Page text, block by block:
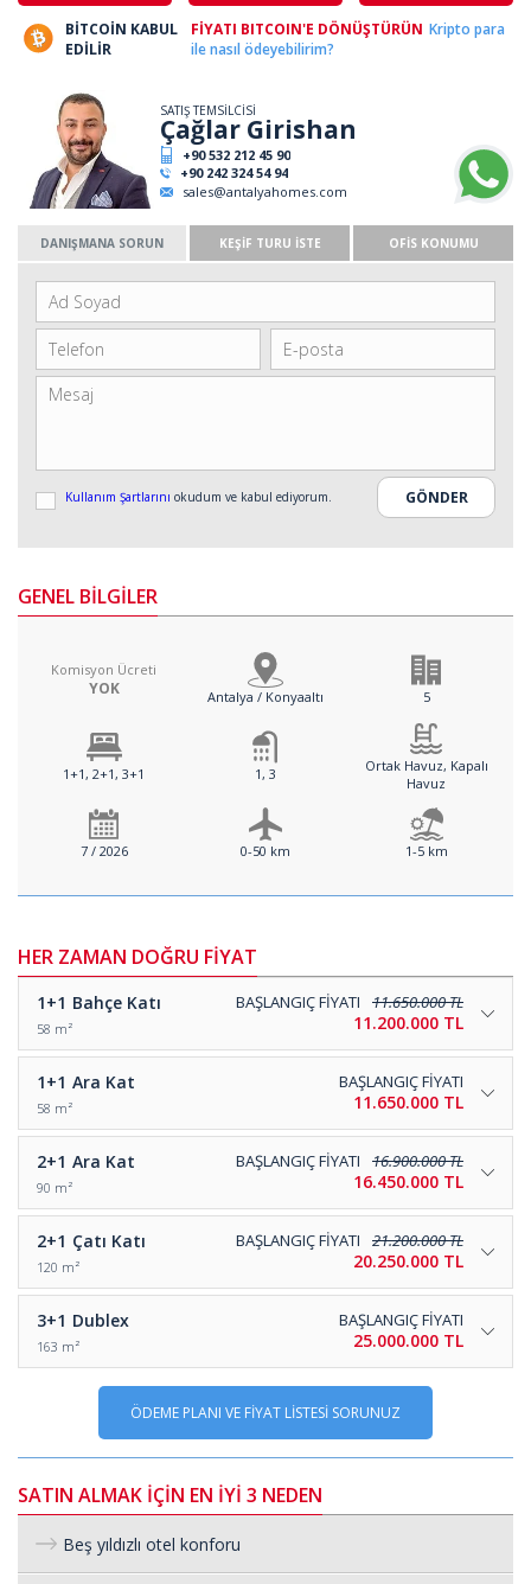
BİTCOİN KABUL
EDİLİR
FİYATI BITCOIN'E DÖNÜŞTÜRÜN Kripto para
ile nasıl ödeyebilirim?
SATIŞ TEMSİLCİSİ
Çağlar Girishan
+90 532 212 45 90
+90 242 324 54 94
sales@antalyahomes.com
DANIŞMANA SORUN KEŞİF TURU İSTE OFİS KONUMU
Kullanım Şartlarını okudum ve kabul ediyorum.
GENEL BİLGİLER
Komisyon Ücreti
YOK Antalya / Konyaaltı 5
1+1, 2+1, 3+1 1, 3
Ortak Havuz, Kapalı
Havuz
7 / 2026 0-50 km 1-5 km
HER ZAMAN DOĞRU FİYAT
1+1 Bahçe Katı
58 m²
BAŞLANGIÇ FİYATI 11.650.000 TL
11.200.000 TL
1+1 Ara Kat
58 m²
BAŞLANGIÇ FİYATI
11.650.000 TL
2+1 Ara Kat
90 m²
BAŞLANGIÇ FİYATI 16.900.000 TL
16.450.000 TL
2+1 Çatı Katı
120 m²
BAŞLANGIÇ FİYATI 21.200.000 TL
20.250.000 TL
3+1 Dublex
163 m²
BAŞLANGIÇ FİYATI
25.000.000 TL
ÖDEME PLANI VE FİYAT LİSTESİ SORUNUZ
SATIN ALMAK İÇİN EN İYİ 3 NEDEN
Beş yıldızlı otel konforu